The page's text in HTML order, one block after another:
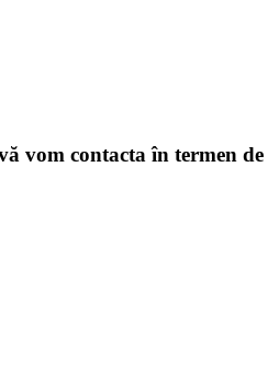
vom contacta în termen de